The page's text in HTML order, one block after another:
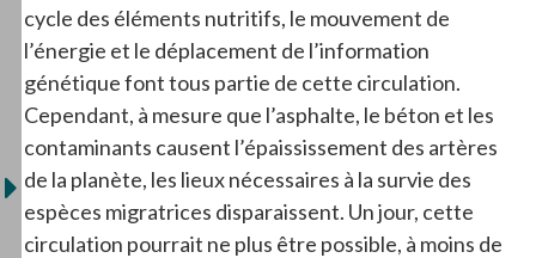
cycle des éléments nutritifs, le mouvement de
l’énergie et le déplacement de l’information
génétique font tous partie de cette circulation.
Cependant, à mesure que l’asphalte, le béton et les
contaminants causent l’épaississement des artères
de la planète, les lieux nécessaires à la survie des
espèces migratrices disparaissent. Un jour, cette
circulation pourrait ne plus être possible, à moins de